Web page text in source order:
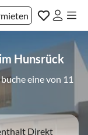
Hunsrück
eine von 11
Direkt